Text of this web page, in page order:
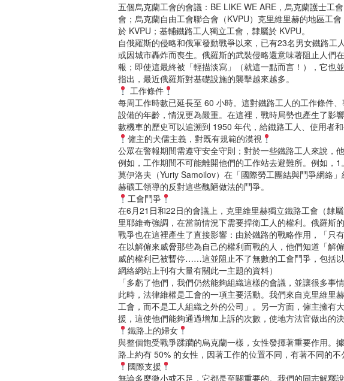
五個烏克蘭工會的會議：BE LIKE WE ARE，烏克蘭護士工
會；烏克蘭自由工會聯合會（KVPU）克里維里赫的地區工
於 KVPU；基輔鐵路工人獨立工會，隸屬於 KVPU。
自俄羅斯的侵略和俄軍發動戰爭以來，已有23名男女鐵路工
或因城市轟炸而喪生。俄羅斯的武裝侵略還意味著阻止人們
報；即使這最終被「輕描淡寫」（就這一點而言！），它也
指出，最近俄羅斯對基礎設施的襲擊越來越多。
工作條件
每周工作時數已延長至 60 小時。這對鐵路工人的工作條件
設備的年齡，情況更為嚴重。在這裡，戰時局勢也產生了影
數機車的歷史可以追溯到 1950 年代，給鐵路工人、使用者和
僱主的犬儒主義，對既有規範的漠視
公眾在警報期間需遵守安全守則；對於一些鐵路工人來說，
例如，工作期間不可能離開他們的工作站去避難所。例如，
莫伊洛夫（Yuriy Samoilov）在「國際勞工團結與鬥爭網絡
赫礦工領導的反對這些醜陋做法的鬥爭。
工會鬥爭
在6月21日和22日的會議上，克里維里赫獨立鐵路工會（隸
里耶維奇強調，在當前情況下需要捍衛工人的權利。俄羅斯
戰爭也在這裡產生了直接影響：由於鐵路的戰略作用，「只
在以解僱來威脅那些為自己的權利而戰的人，他們知道「解
威的權利已被暫停……這並阻止不了無數的工會鬥爭，包括
網絡網站上刊有大量有關此一主題的資料）
「多虧了他們，我們仍然能夠組織這樣的會議，並讓很多事
此時，法律維權是工會的一項主要活動。我們來自克里維里
工會，而不是工人組織之外的公司」。另一方面，僱主擁有
援，這使他們能夠通過增加上訴的次數，使地方法官做出的
鐵路上的婦女
與整個飽受戰爭蹂躪的烏克蘭一樣，女性發揮著重要作用。
路上約有 50% 的女性，因著工作的位置不同，有著不同的不
國際支援
無論多麼微小或不足，它都是至關重要的。我們的同志解釋